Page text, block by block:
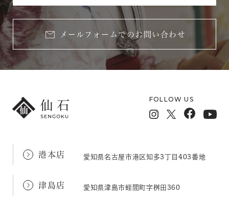
メールフォームでのお問い合わせ
FOLLOW US
港本店 愛知県名古屋市港区知多3丁目403番地
津島店 愛知県津島市蛭間町字桝田360